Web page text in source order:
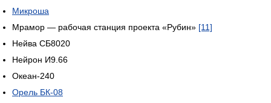
Микроша
Мрамор — рабочая станция проекта «Рубин» [11]
Нейва СБ8020
Нейрон И9.66
Океан-240
Орель БК-08